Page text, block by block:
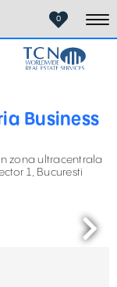
0
Business
zona ultracentrala
1, Bucuresti